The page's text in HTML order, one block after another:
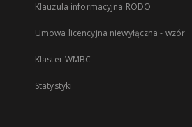
Klauzula informacyjna RODO
Umowa licencyjna niewyłączna - wzór
Klaster WMBC
Statystyki